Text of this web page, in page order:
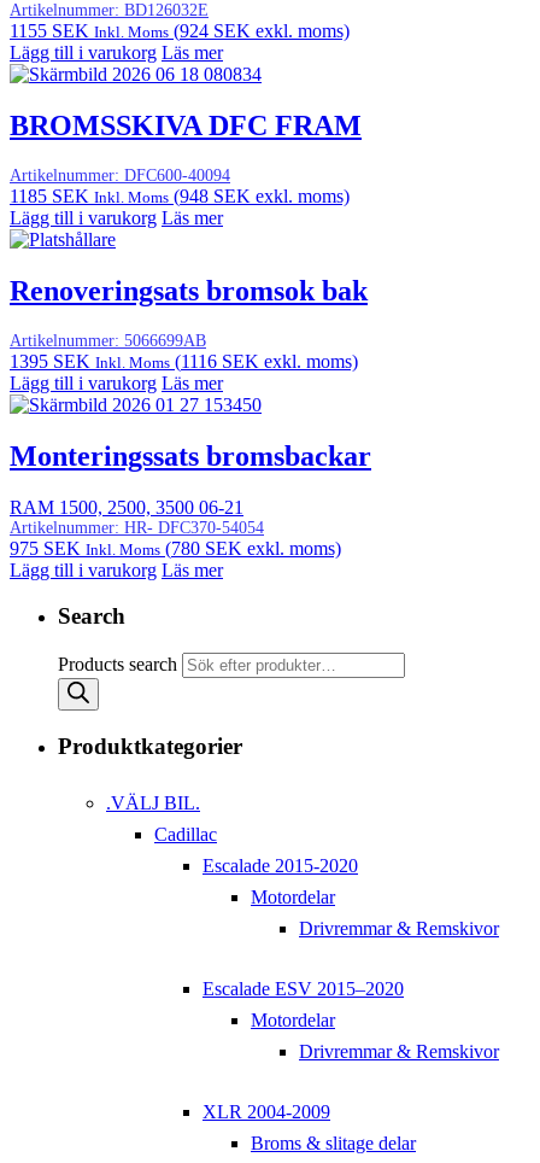
Artikelnummer: BD126032E
1155 SEK Inkl. Moms (924 SEK exkl. moms)
Lägg till i varukorg Läs mer
BROMSSKIVA DFC FRAM
Artikelnummer: DFC600-40094
1185 SEK Inkl. Moms (948 SEK exkl. moms)
Lägg till i varukorg Läs mer
Renoveringsats bromsok bak
Artikelnummer: 5066699AB
1395 SEK Inkl. Moms (1116 SEK exkl. moms)
Lägg till i varukorg Läs mer
Monteringssats bromsbackar
RAM 1500, 2500, 3500 06-21
Artikelnummer: HR- DFC370-54054
975 SEK Inkl. Moms (780 SEK exkl. moms)
Lägg till i varukorg Läs mer
Search
Products search
Produktkategorier
.VÄLJ BIL.
Cadillac
Escalade 2015-2020
Motordelar
Drivremmar & Remskivor
Escalade ESV 2015–2020
Motordelar
Drivremmar & Remskivor
XLR 2004-2009
Broms & slitage delar